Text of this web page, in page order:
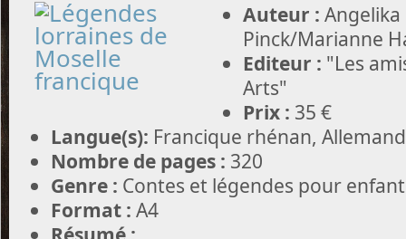
Auteur :
Pinck/Marianne
Editeur : "Les
Arts"
Prix : 35 €
Langue(s): Francique rhénan,
Nombre de pages : 320
Genre : Contes et légendes pour
Format : A4